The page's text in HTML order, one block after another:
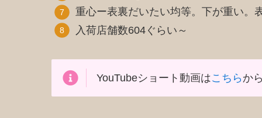
重心ー表裏だいたい均等。下が重い。
入荷店舗数604ぐらい～
YouTubeショート動画はこちら か